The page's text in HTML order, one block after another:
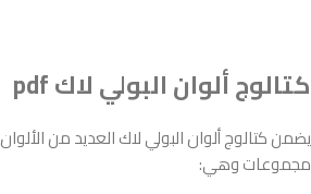
كتالوج ألوان البولي لاك pdf
مجموعات وهي: